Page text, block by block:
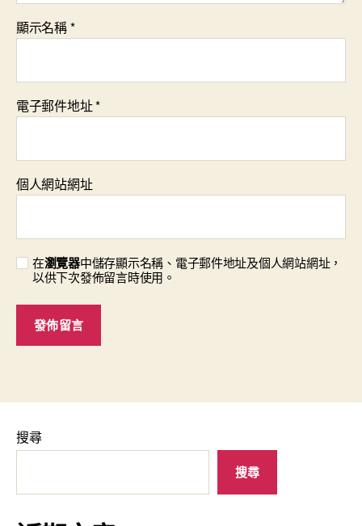
顯示名稱*
電子郵件地址*
個人網站網址
在瀏覽器中儲存顯示名稱、電子郵件地址及個人網站網址，
以供下次發佈留言時使用。
搜尋
搜尋